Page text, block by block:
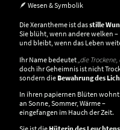
🪶 Wesen & Symbolik
Die Xerantheme ist dasstille
Sie blüht, wenn andere welken –
und bleibt, wenn das Leben
Ihr Name bedeutet „die
doch ihr Geheimnis ist nicht
sondern die Bewahrung des
In ihren papiernen Blüten
an Sonne, Sommer, Wärme –
eingefangen im Hauch der Zeit.